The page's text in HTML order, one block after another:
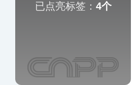
已点亮标签： 4个